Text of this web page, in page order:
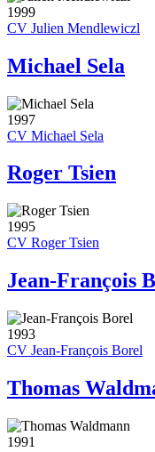
1999
CV Julien Mendlewiczl
Michael Sela
1997
CV Michael Sela
Roger Tsien
1995
CV Roger Tsien
Jean-François
1993
CV Jean-François Borel
Thomas
1991